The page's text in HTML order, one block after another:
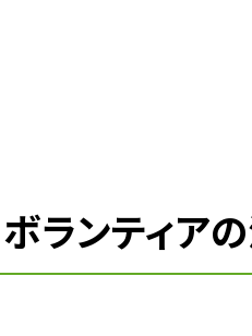
ボランティア